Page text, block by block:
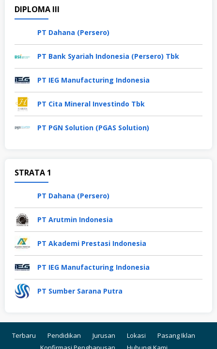
DIPLOMA III
PT Dahana (Persero)
PT Bank Syariah Indonesia (Persero) Tbk
PT IEG Manufacturing Indonesia
PT Cita Mineral Investindo Tbk
PT PGN Solution (PGAS Solution)
STRATA 1
PT Dahana (Persero)
PT Arutmin Indonesia
PT Akademi Prestasi Indonesia
PT IEG Manufacturing Indonesia
PT Sumber Sarana Putra
Terbaru Pendidikan Jurusan Lokasi
Pasang Iklan